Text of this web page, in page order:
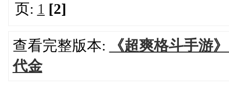
页: 1 [2]
查看完整版本:
《超爽格斗手游
代金